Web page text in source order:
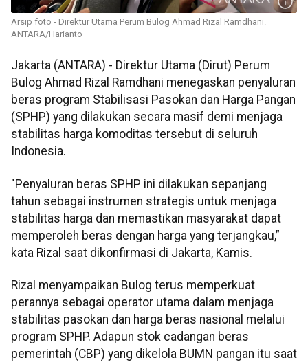
Arsip foto - Direktur Utama Perum Bulog Ahmad Rizal Ramdhani.
ANTARA/Harianto
Jakarta (ANTARA) - Direktur Utama (Dirut) Perum
Bulog Ahmad Rizal Ramdhani menegaskan penyaluran
beras program Stabilisasi Pasokan dan Harga Pangan
(SPHP) yang dilakukan secara masif demi menjaga
stabilitas harga komoditas tersebut di seluruh
Indonesia.
"Penyaluran beras SPHP ini dilakukan sepanjang
tahun sebagai instrumen strategis untuk menjaga
stabilitas harga dan memastikan masyarakat dapat
memperoleh beras dengan harga yang terjangkau,”
kata Rizal saat dikonfirmasi di Jakarta, Kamis.
Rizal menyampaikan Bulog terus memperkuat
perannya sebagai operator utama dalam menjaga
stabilitas pasokan dan harga beras nasional melalui
program SPHP. Adapun stok cadangan beras
pemerintah (CBP) yang dikelola BUMN pangan itu saat